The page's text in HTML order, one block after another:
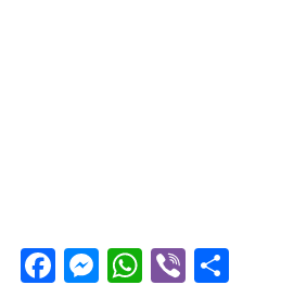
Facebook
Messenger
WhatsApp
Viber